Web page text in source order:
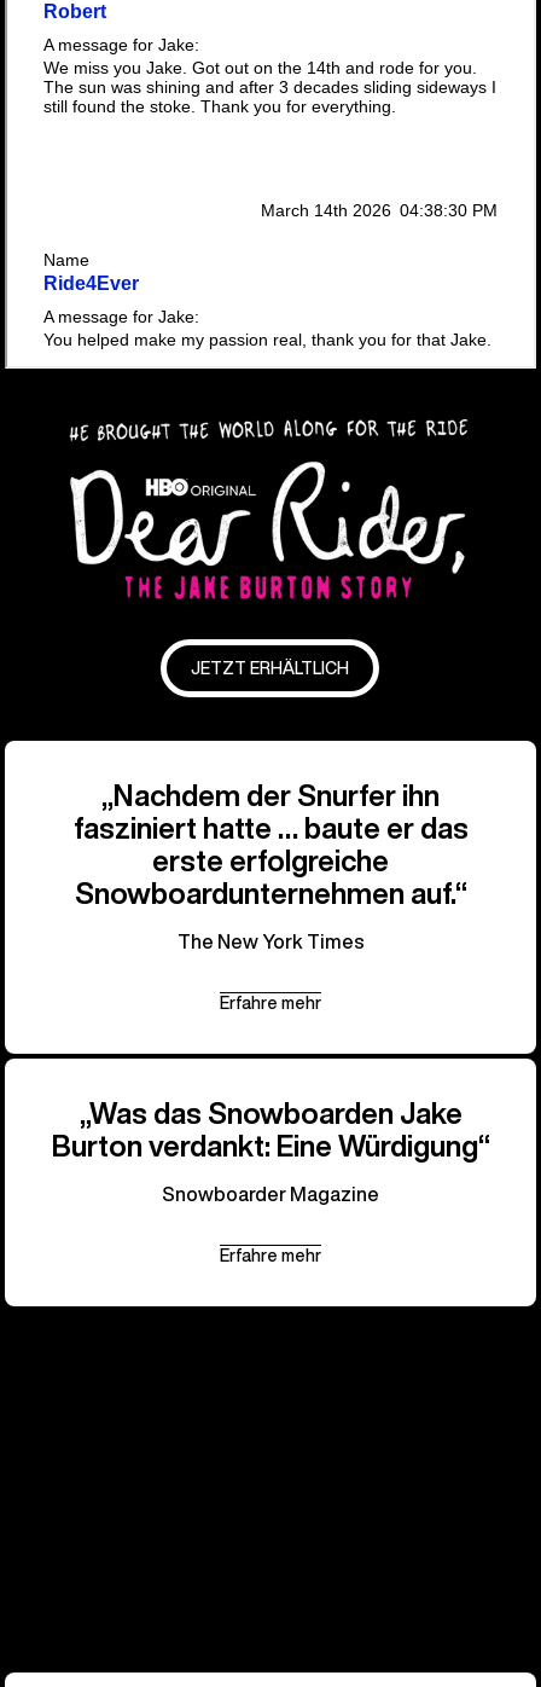
JETZT ERHÄLTLICH
„Nachdem der Snurfer ihn
fasziniert hatte … baute er das
erste erfolgreiche
Snowboardunternehmen auf.“
The New York Times
Erfahre mehr
„Was das Snowboarden Jake
Burton verdankt: Eine Würdigung“
Snowboarder Magazine
Erfahre mehr